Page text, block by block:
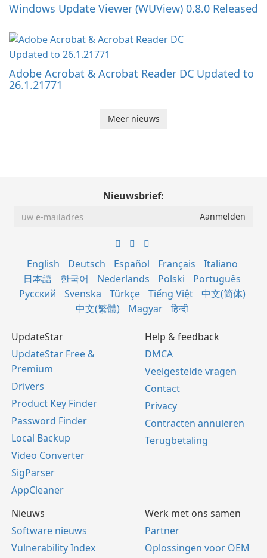
Windows Update Viewer (WUView) 0.8.0 Released
Adobe Acrobat & Acrobat Reader DC Updated to
26.1.21771
Meer nieuws
Nieuwsbrief:
English Deutsch Español Français
Italiano
日本語
한국어 Nederlands Polski
Português
Русский
Svenska Türkçe Tiếng Việt
中文(简体)
中文(繁體)
Magyar हिन्दी
UpdateStar
UpdateStar Free &
Premium
Drivers
Product Key Finder
Password Finder
Local Backup
Video Converter
SigParser
AppCleaner
Help & feedback
DMCA
Veelgestelde vragen
Contact
Privacy
Contracten annuleren
Terugbetaling
Nieuws
Software nieuws
Vulnerability Index
Werk met ons samen
Partner
Oplossingen voor OEM